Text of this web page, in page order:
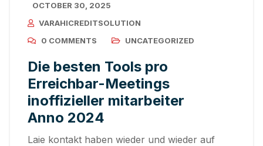
OCTOBER 30, 2025
VARAHICREDITSOLUTION
0 COMMENTS
UNCATEGORIZED
Die besten Tools pro
Erreichbar-Meetings
inoffizieller mitarbeiter
Anno 2024
Laie kontakt haben wieder und wieder auf